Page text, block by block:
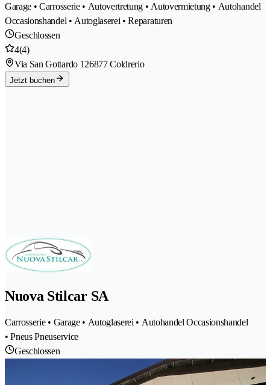
Garage • Carrosserie • Autovertretung • Autovermietung • Autohandel
Occasionshandel • Autoglaserei • Reparaturen
Geschlossen
4(4)
Via San Gottardo 126877 Coldrerio
Jetzt buchen
Nuova Stilcar SA
Carrosserie • Garage • Autoglaserei • Autohandel Occasionshandel
• Pneus Pneuservice
Geschlossen